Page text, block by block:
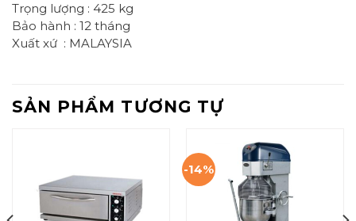
Trọng lượng : 425 kg
Bảo hành : 12 tháng
Xuất xứ : MALAYSIA
SẢN PHẨM TƯƠNG TỰ
-14%